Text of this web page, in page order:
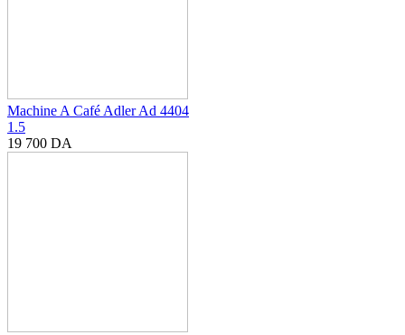
Machine A Café Adler Ad 4404
1.5
19 700 DA